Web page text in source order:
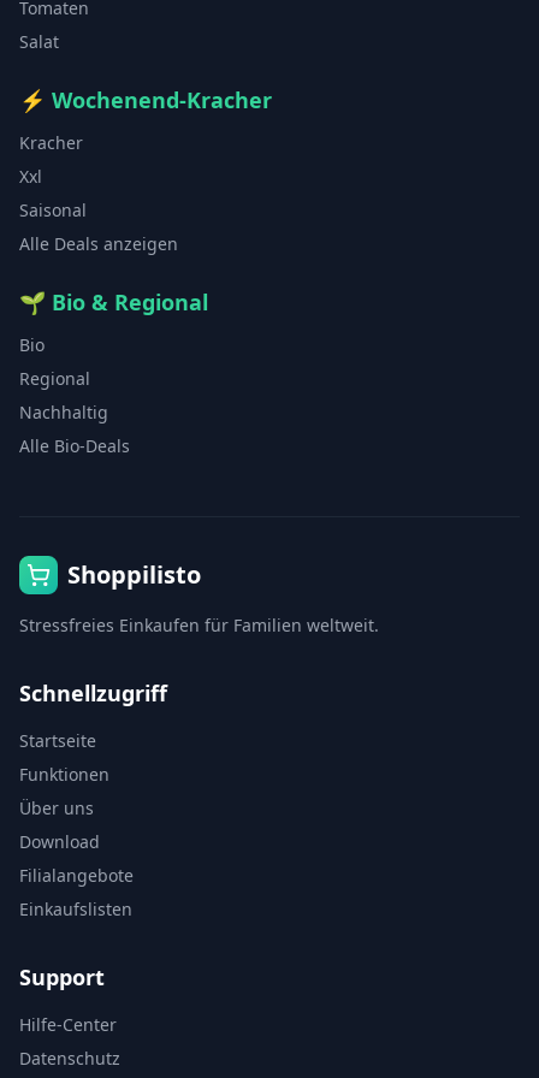
Tomaten
Salat
⚡ Wochenend-Kracher
Kracher
Xxl
Saisonal
Alle Deals anzeigen
🌱 Bio & Regional
Bio
Regional
Nachhaltig
Alle Bio-Deals
Shoppilisto
Stressfreies Einkaufen für Familien weltweit.
Schnellzugriff
Startseite
Funktionen
Über uns
Download
Filialangebote
Einkaufslisten
Support
Hilfe-Center
Datenschutz